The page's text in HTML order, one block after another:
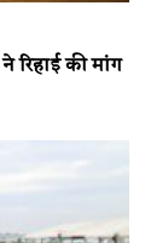
रिहाई की मांग